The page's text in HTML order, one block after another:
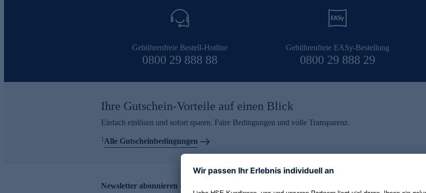
Gebührenfreie Bestell-Hotline
0800 29 888 88
Gebührenfreie EASy-Bestellung
0800 29 888 29
Ihre Gutschein-Vorteile auf einen Blick
Einfach einlösen und sofort sparen. Faire Bedingungen und volle Transparenz.
1Alle Gutscheinbedingungen
Newsletter abonnieren – 10 € Gutschein erhalten